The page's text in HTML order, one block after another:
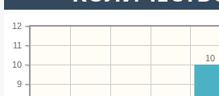
9
10
11
12
10